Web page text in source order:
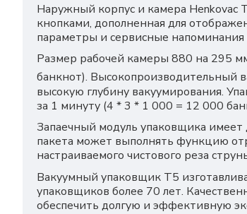
Наружный корпус и камера Henkovac
кнопками, дополненная для
параметры и сервисные напоминания
Размер рабочей камеры 880 на 295
банкнот). Высокопроизводительный
высокую глубину вакуумирования.
за 1 минуту (4 * 3 * 1 000 = 12 000
Запаечный модуль упаковщика
пакета может выполнять функцию
настраиваемого чистового реза
Вакуумный упаковщик T5
упаковщиков более 70 лет.
обеспечить долгую и эффективную